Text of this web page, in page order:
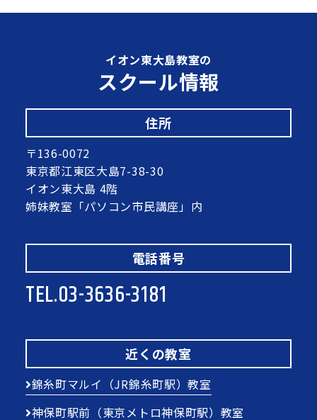
イオン東大島教室の
スクール情報
住所
〒136-0072
東京都江東区大島7-38-30
イオン東大島 4階
姉妹教室「パソコン市民講座」内
電話番号
TEL.03-3636-3181
近くの教室
錦糸町マルイ（JR錦糸町駅）教室
神保町駅前（東京メトロ神保町駅）教室